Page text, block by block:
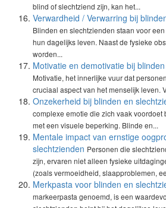
blind of slechtziend zijn, kan het...
Verwardheid / Verwarring bij
Blinden en slechtzienden staan voor
hun dagelijks leven. Naast de fysieke
worden...
Motivatie en demotivatie bij
Motivatie, het innerlijke vuur dat
cruciaal aspect van het menselijk leven.
Onzekerheid bij blinden en
complexe emotie die zich vaak voordoet
met een visuele beperking. Blinde en...
Mentale impact van ernstige
slechtzienden Personen die
zijn, ervaren niet alleen fysieke
(zoals vermoeidheid, slaapproblemen,
Merkpasta voor blinden en
markeerpasta genoemd, is een